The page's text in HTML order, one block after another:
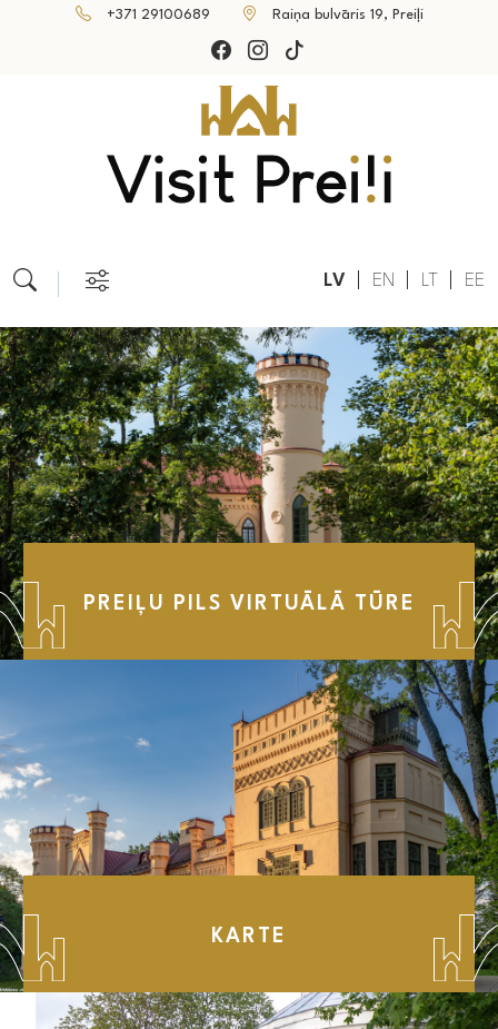
+371 29100689 Raiņa bulvāris 19, Preiļi
LV EN LT EE
PREIĻU PILS VIRTUĀLĀ TŪRE
KARTE